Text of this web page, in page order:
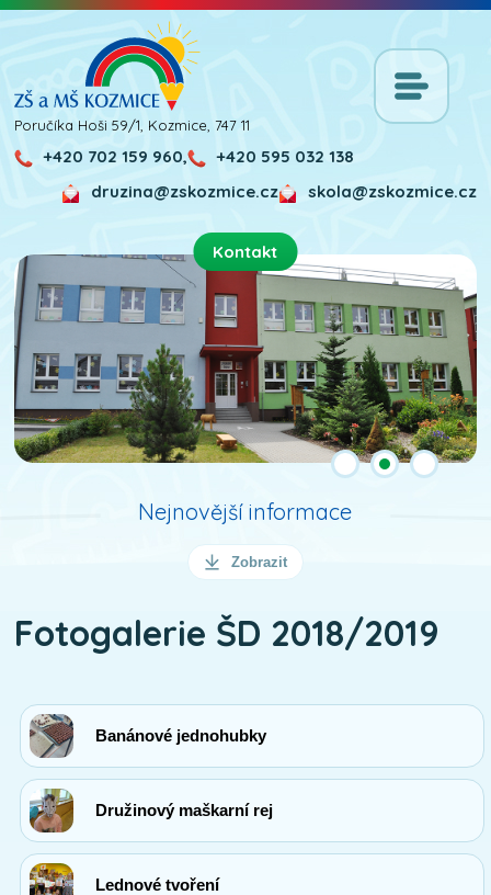
Poručíka Hoši 59/1, Kozmice, 747 11
+420 702 159 960,
+420 595 032 138
skola@zskozmice.cz
druzina@zskozmice.cz
Nejnovější informace
Zobrazit
Fotogalerie ŠD 2018/2019
Banánové jednohubky
Družinový maškarní rej
Lednové tvoření